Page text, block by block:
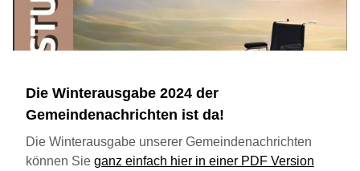
Die Winterausgabe 2024 der
Gemeindenachrichten ist da!
Die Winterausgabe unserer Gemeindenachrichten
können Sie ganz einfach hier in einer PDF Version